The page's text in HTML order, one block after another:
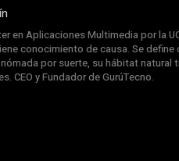
en Aplicaciones Multimedia por la
conocimiento de causa. Se
por suerte, su hábitat natural
CEO y Fundador de GurúTecno.